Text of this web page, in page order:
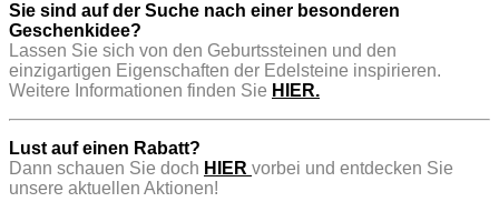
Sie sind auf der Suche nach einer besonderen
Geschenkidee?
Lassen Sie sich von den Geburtssteinen und den
einzigartigen Eigenschaften der Edelsteine inspirieren.
Weitere Informationen finden Sie HIER.
Lust auf einen Rabatt?
Dann schauen Sie doch HIER vorbei und entdecken Sie
unsere aktuellen Aktionen!